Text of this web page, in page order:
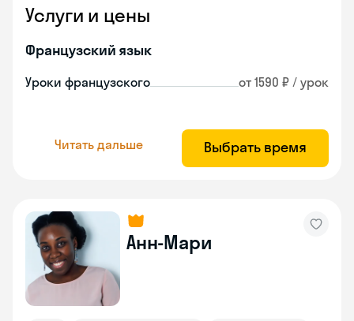
Услуги и цены
Французский язык
Уроки французского от 1590 ₽ / урок
Читать дальше Выбрать время
Анн-Мари